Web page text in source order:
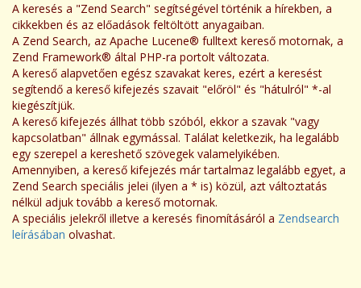
A keresés a "Zend Search" segítségével történik a hírekben, a
cikkekben és az előadások feltöltött anyagaiban.
A Zend Search, az Apache Lucene® fulltext kereső motornak, a
Zend Framework® által PHP-ra portolt változata.
A kereső alapvetően egész szavakat keres, ezért a keresést
segítendő a kereső kifejezés szavait "előröl" és "hátulról" *-al
kiegészítjük.
A kereső kifejezés állhat több szóból, ekkor a szavak "vagy
kapcsolatban" állnak egymással. Találat keletkezik, ha legalább
egy szerepel a kereshető szövegek valamelyikében.
Amennyiben, a kereső kifejezés már tartalmaz legalább egyet, a
Zend Search speciális jelei (ilyen a * is) közül, azt változtatás
nélkül adjuk tovább a kereső motornak.
A speciális jelekről illetve a keresés finomításáról a Zendsearch
leírásában olvashat.